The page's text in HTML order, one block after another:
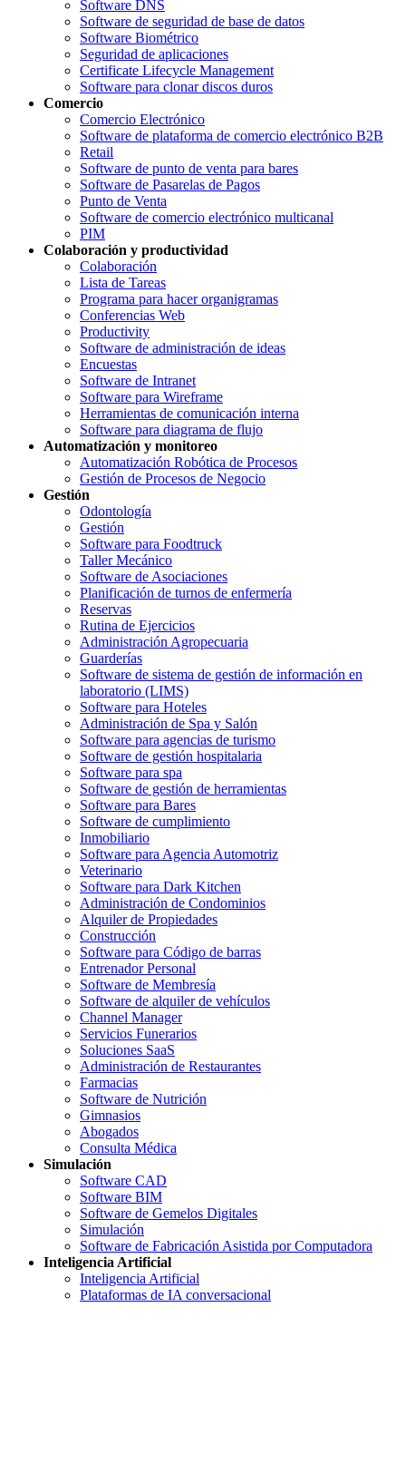
Software DNS
Software de seguridad de base de datos
Software Biométrico
Seguridad de aplicaciones
Certificate Lifecycle Management
Software para clonar discos duros
Comercio
Comercio Electrónico
Software de plataforma de comercio electrónico B2B
Retail
Software de punto de venta para bares
Software de Pasarelas de Pagos
Punto de Venta
Software de comercio electrónico multicanal
PIM
Colaboración y productividad
Colaboración
Lista de Tareas
Programa para hacer organigramas
Conferencias Web
Productivity
Software de administración de ideas
Encuestas
Software de Intranet
Software para Wireframe
Herramientas de comunicación interna
Software para diagrama de flujo
Automatización y monitoreo
Automatización Robótica de Procesos
Gestión de Procesos de Negocio
Gestión
Odontología
Gestión
Software para Foodtruck
Taller Mecánico
Software de Asociaciones
Planificación de turnos de enfermería
Reservas
Rutina de Ejercicios
Administración Agropecuaria
Guarderías
Software de sistema de gestión de información en
laboratorio (LIMS)
Software para Hoteles
Administración de Spa y Salón
Software para agencias de turismo
Software de gestión hospitalaria
Software para spa
Software de gestión de herramientas
Software para Bares
Software de cumplimiento
Inmobiliario
Software para Agencia Automotriz
Veterinario
Software para Dark Kitchen
Administración de Condominios
Alquiler de Propiedades
Construcción
Software para Código de barras
Entrenador Personal
Software de Membresía
Software de alquiler de vehículos
Channel Manager
Servicios Funerarios
Soluciones SaaS
Administración de Restaurantes
Farmacias
Software de Nutrición
Gimnasios
Abogados
Consulta Médica
Simulación
Software CAD
Software BIM
Software de Gemelos Digitales
Simulación
Software de Fabricación Asistida por Computadora
Inteligencia Artificial
Inteligencia Artificial
Plataformas de IA conversacional